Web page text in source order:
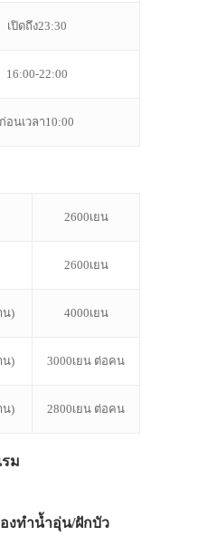
เปิดถึง23:30
16:00-22:00
ก่อนเวลา10:00
2600เยน
2600เยน
น) 4000เยน
น) 3000เยน ต่อคน
น) 2800เยน ต่อคน
ม
งทำน้ำอุ่น/ฝักบัว